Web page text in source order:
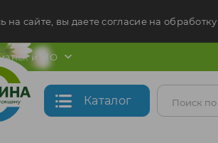
на сайте, вы даете согласие на
и МО
Каталог